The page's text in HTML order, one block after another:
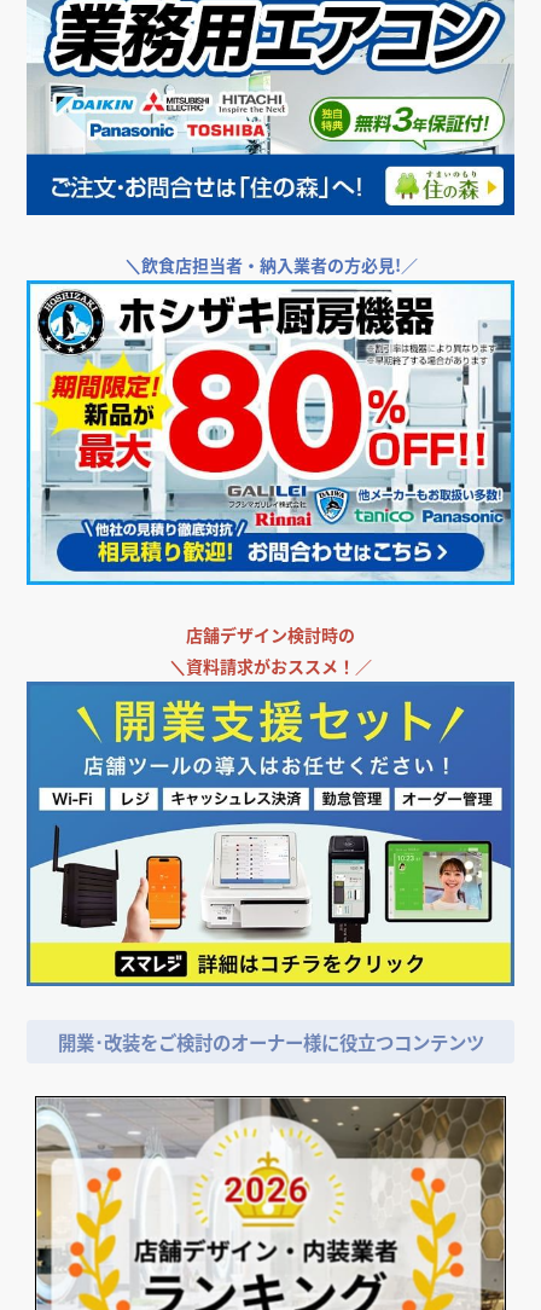
＼飲食店担当者・納入業者の方必見!／
店舗デザイン検討時の
＼資料請求がおススメ！／
開業･改装をご検討のオーナー様に役立つコンテンツ